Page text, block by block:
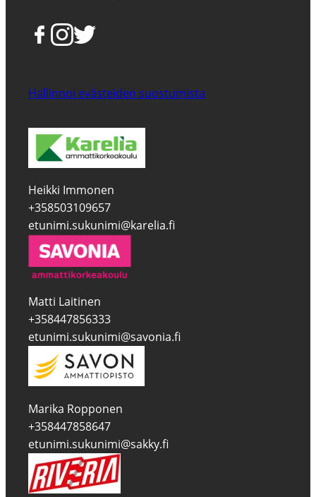
Hallinnoi evästeiden suostumista
Heikki Immonen
+358503109657
etunimi.sukunimi@karelia.fi
Matti Laitinen
+358447856333
etunimi.sukunimi@savonia.fi
Marika Ropponen
+358447858647
etunimi.sukunimi@sakky.fi